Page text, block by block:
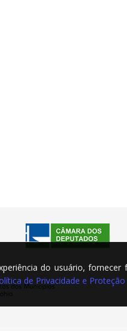
do usuário, fornecer
de Privacidade e